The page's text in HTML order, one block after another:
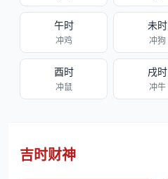
午时
冲鸡
未时
冲狗
酉时
冲鼠
戌时
冲牛
吉时财神